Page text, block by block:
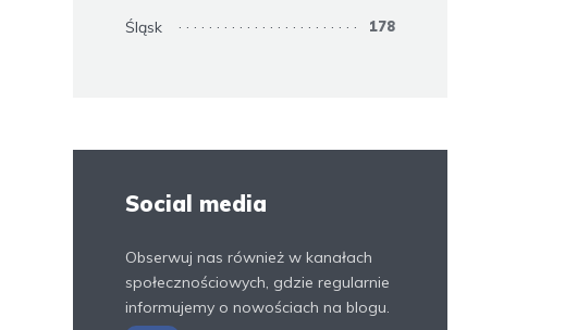
Śląsk 178
Social media
Obserwuj nas również w kanałach
społecznościowych, gdzie regularnie
informujemy o nowościach na blogu.